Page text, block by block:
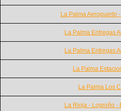
La Palma Aeropuerto
La Palma Entregas
La Palma Entregas
La Palma
La Palma Los
La Rioja - Logroño -